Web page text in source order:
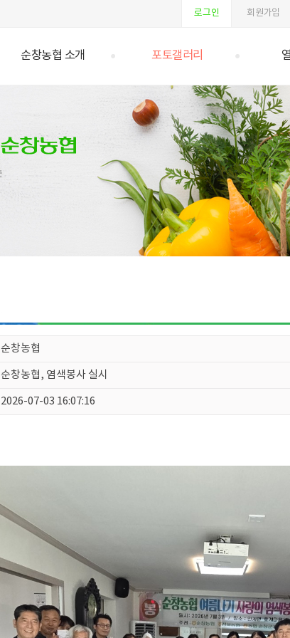
로그인 회원가입
순창농협 소개 포토갤러리
순창농협
순창농협, 염색봉사 실시
2026-07-03 16:07:16